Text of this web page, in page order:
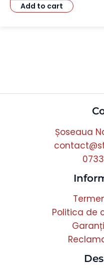
Add to cart
Șoseaua
Politica de